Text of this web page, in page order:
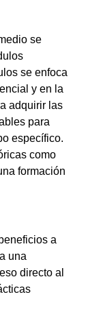
se
se enfoca
y en la
adquirir las
para
específico.
como
formación
a
una
directo al